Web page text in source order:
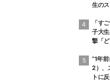
生の
「す
子大
撃「
“1年
2）、
トに